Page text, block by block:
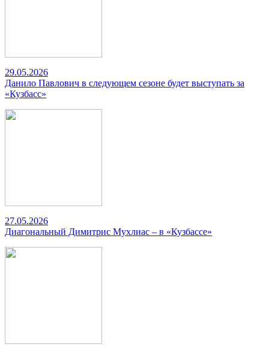
29.05.2026
Данило Павлович в следующем сезоне будет выступать за
«Кузбасс»
27.05.2026
Диагональный Димитрис Мухлиас – в «Кузбассе»